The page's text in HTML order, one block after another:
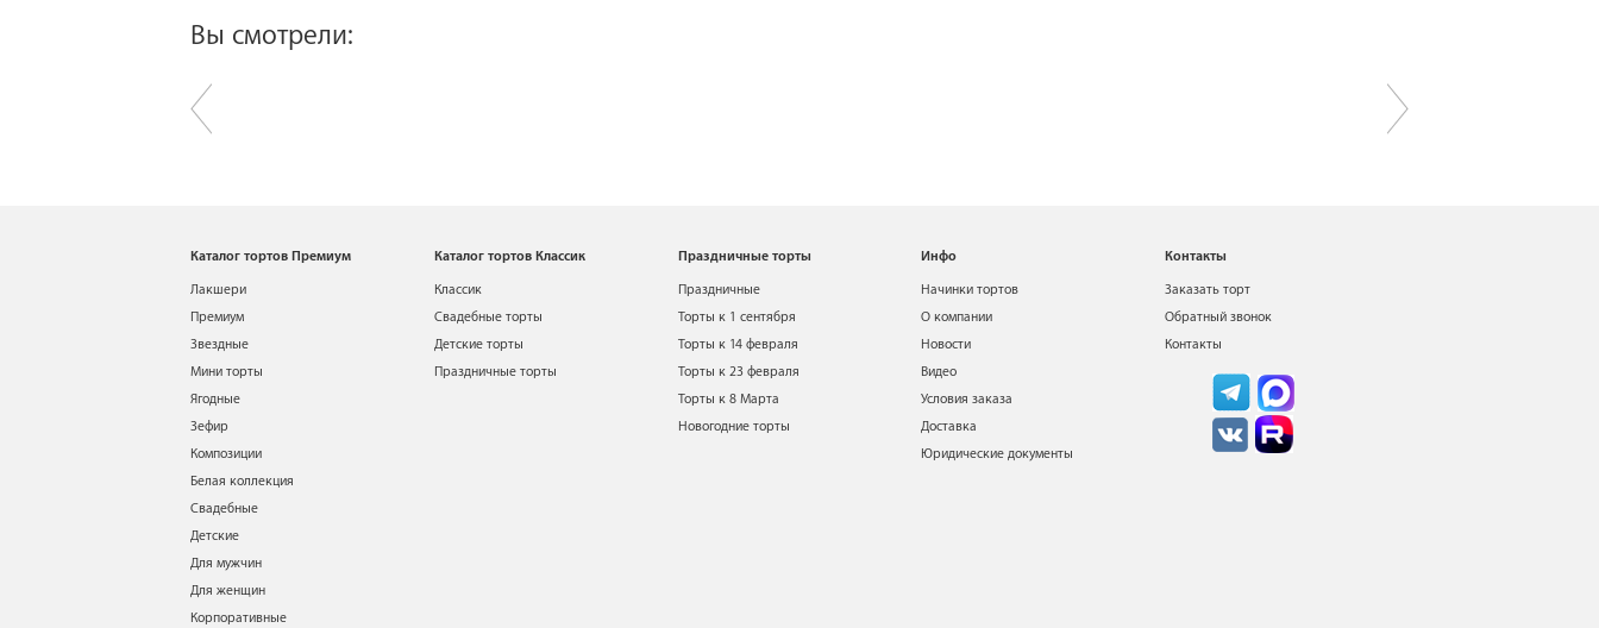
Вы смотрели:
Каталог тортов Премиум
Лакшери
Премиум
Звездные
Мини торты
Ягодные
Зефир
Композиции
Белая коллекция
Свадебные
Детские
Для мужчин
Для женщин
Корпоративные
Каталог тортов Классик
Классик
Свадебные торты
Детские торты
Праздничные торты
Праздничные торты
Праздничные
Торты к 1 сентября
Торты к 14 февраля
Торты к 23 февраля
Торты к 8 Марта
Новогодние торты
Инфо
Начинки тортов
О компании
Новости
Видео
Условия заказа
Доставка
Юридические документы
Контакты
Заказать торт
Обратный звонок
Контакты